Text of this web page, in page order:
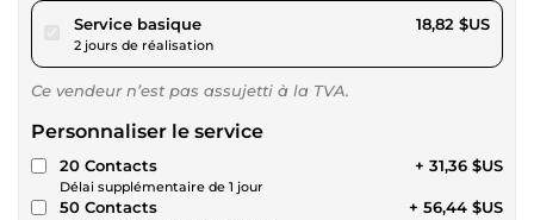
Service basiquepour 17,34 $US
2 jours de réalisation
18,82 $US
Ce vendeur n’est pas assujetti à la TVA.
Personnaliser le service
20 Contacts
Délai supplémentaire de 1 jour
+ 31,36 $US
50 Contacts + 56,44 $US